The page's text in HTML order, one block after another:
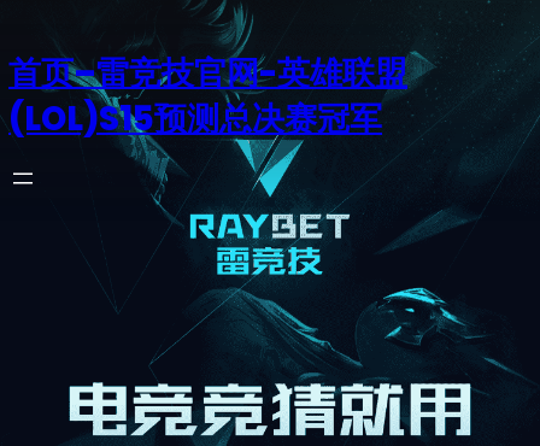
首页–雷竞技官网-英雄联盟
(LOL)S15预测总决赛冠军